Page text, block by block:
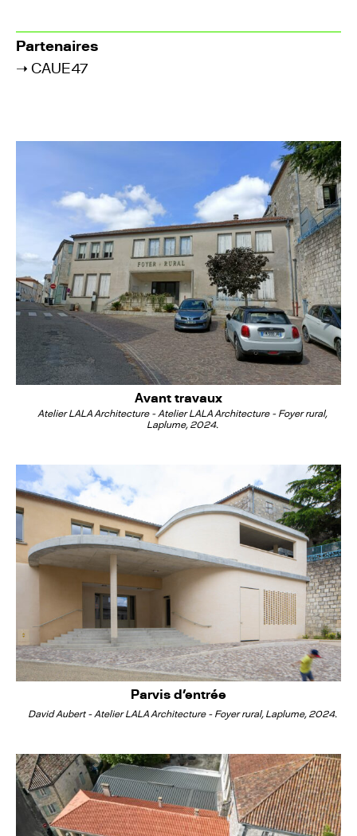
Partenaires
➝ CAUE47
Avant travaux
Atelier LALA Architecture - Atelier LALA Architecture - Foyer rural,
Laplume, 2024.
Parvis d'entrée
David Aubert - Atelier LALA Architecture - Foyer rural, Laplume, 2024.